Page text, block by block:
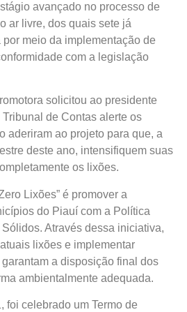
avançado no processo de
ar livre, dos quais sete já
meio da implementação de
com a legislação
solicitou ao presidente
de Contas alerte os
aderiram ao projeto para que, a
deste ano, intensifiquem suas
os lixões.
Lixões” é promover a
do Piauí com a Política
Através dessa iniciativa,
lixões e implementar
a disposição final dos
ambientalmente adequada.
foi celebrado um Termo de